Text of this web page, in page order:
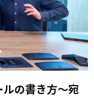
の書き方～宛